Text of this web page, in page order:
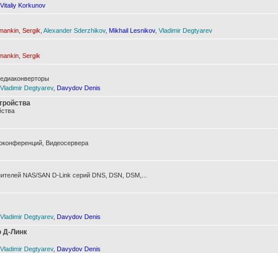
Vitaliy Korkunov
Sergik Alexander Sderzhikov, Mikhail Lesnikov, Vladimir Degtyarev
Sergik
Vladimir Degtyarev, Davydov Denis
Видеосервера
NAS/SAN D-Link серий DNS, DSN, DSM,...
Vladimir Degtyarev, Davydov Denis
Д-Линк
Vladimir Degtyarev, Davydov Denis